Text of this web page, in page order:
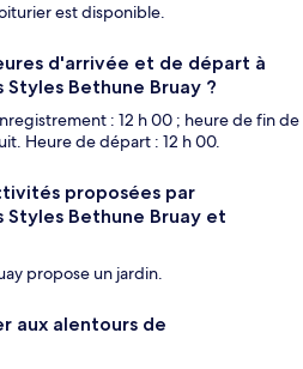
est disponible.
d'arrivée et de départ à
Bethune Bruay ?
: 12 h 00 ; heure de fin de
Heure de départ : 12 h 00.
proposées par
Bethune Bruay et
propose un jardin.
aux alentours de